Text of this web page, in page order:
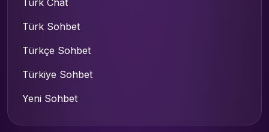
Türk Chat
Türk Sohbet
Türkçe Sohbet
Türkiye Sohbet
Yeni Sohbet